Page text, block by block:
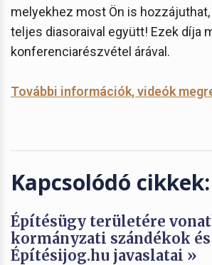
melyekhez most Ön is
teljes diasoraival együtt! Ezek díja
konferenciarészvétel árával.
További információk, videók
Kapcsolódó cikkek:
Építésügy területére
kormányzati szándékok és
Építésijog.hu javaslatai »